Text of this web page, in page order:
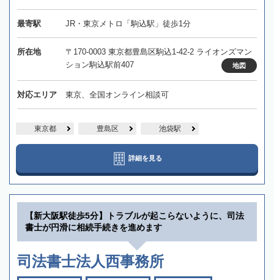
最寄駅 JR・東京メトロ「駒込駅」徒歩1分
所在地
〒170-0003 東京都豊島区駒込1-42-2 ライオンズマン
ション駒込駅前407
地図
対応エリア 東京、全国オンライン相談可
東京都 豊島区 池袋駅
詳細を見る
【新大阪駅徒歩5分】トラブルが起こらないように、司法
書士が円滑に相続手続きを進めます
司法書士法人西事務所